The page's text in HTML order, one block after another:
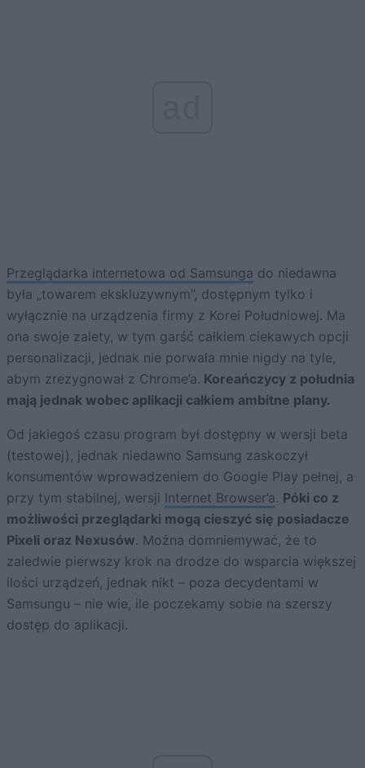
Przeglądarka internetowa od Samsunga do niedawna
była „towarem ekskluzywnym”, dostępnym tylko i
wyłącznie na urządzenia firmy z Korei Południowej. Ma
ona swoje zalety, w tym garść całkiem ciekawych opcji
personalizacji, jednak nie porwała mnie nigdy na tyle,
abym zrezygnował z Chrome’a. Koreańczycy z południa
mają jednak wobec aplikacji całkiem ambitne plany.
Od jakiegoś czasu program był dostępny w wersji beta
(testowej), jednak niedawno Samsung zaskoczył
konsumentów wprowadzeniem do Google Play pełnej, a
przy tym stabilnej, wersji Internet Browser’a. Póki co z
możliwości przeglądarki mogą cieszyć się posiadacze
Pixeli oraz Nexusów. Można domniemywać, że to
zaledwie pierwszy krok na drodze do wsparcia większej
ilości urządzeń, jednak nikt – poza decydentami w
Samsungu – nie wie, ile poczekamy sobie na szerszy
dostęp do aplikacji.